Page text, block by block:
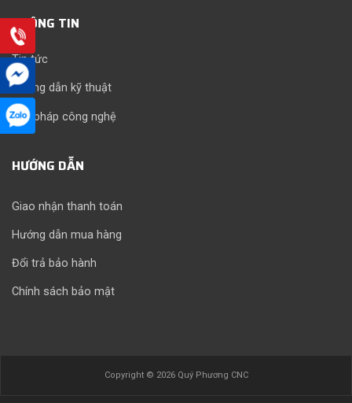
THÔNG TIN
Tin tức
Hướng dẫn kỹ thuật
Giải pháp công nghệ
HƯỚNG DẪN
Giao nhận thanh toán
Hướng dẫn mua hàng
Đổi trả bảo hành
Chính sách bảo mật
Copyright © 2026 Quý Phương CNC